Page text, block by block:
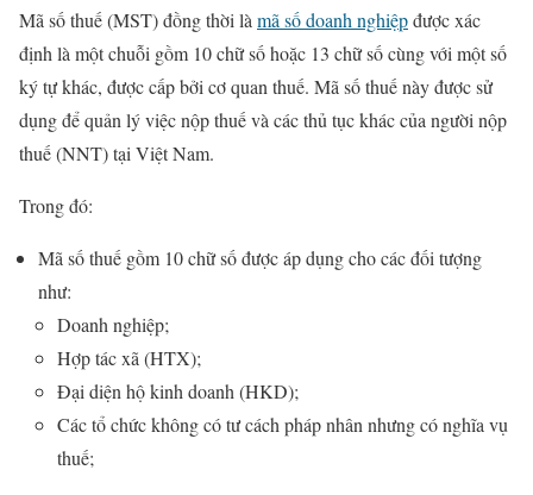
Mã số thuế (MST) đồng thời là mã số doanh nghiệpđược xác
định là một chuỗi gồm 10 chữ số hoặc 13 chữ số cùng với một số
ký tự khác, được cấp bởi cơ quan thuế. Mã số thuế này được sử
dụng để quản lý việc nộp thuế và các thủ tục khác của người nộp
thuế (NNT) tại Việt Nam.
Trong đó:
Mã số thuế gồm 10 chữ số được áp dụng cho các đối tượng
như:
Doanh nghiệp;
Hợp tác xã (HTX);
Đại diện hộ kinh doanh (HKD);
Các tổ chức không có tư cách pháp nhân nhưng có nghĩa vụ
thuế;